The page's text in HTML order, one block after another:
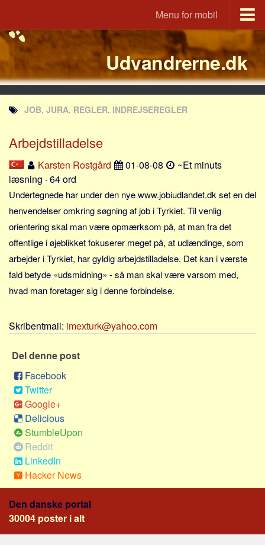
Menu for mobil
Portal
Udvandrerne.dk
Utvandrerne.no
Utvandrarna.se
Tyskland.dk
England.dk
Rusland.dk
JLKM.dk
Lande
Tyrkiet
Spanien
Frankrig
Sverige
Norge
Italien
USA
Alle
Nøgleord
Bolig
Job
Virksomhed
Investering
Forbrug
Social sikring og sundhed
Udvandrerne.dk
JOB, JURA, REGLER, INDREJSEREGLER
Arbejdstilladelse
Karsten Rostgård 01-08-08
~Et minuts
læsning · 64 ord
Undertegnede har under den nye www.jobiudlandet.dk set en del
henvendelser omkring søgning af job i Tyrkiet. Til venlig
orientering skal man være opmærksom på, at man fra det
offentlige i øjeblikket fokuserer meget på, at udlændinge, som
arbejder i Tyrkiet, har gyldig arbejdstilladelse. Det kan i værste
fald betyde «udsmidning» - så man skal være varsom med,
hvad man foretager sig i denne forbindelse.
Skribentmail: imexturk@yahoo.com
Del denne post
Facebook
Twitter
Google+
Delicious
StumbleUpon
Reddit
LinkedIn
Hacker News
Den danske portal
30004 poster i alt